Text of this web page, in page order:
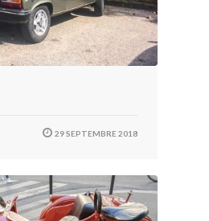
29 SEPTEMBRE 2018